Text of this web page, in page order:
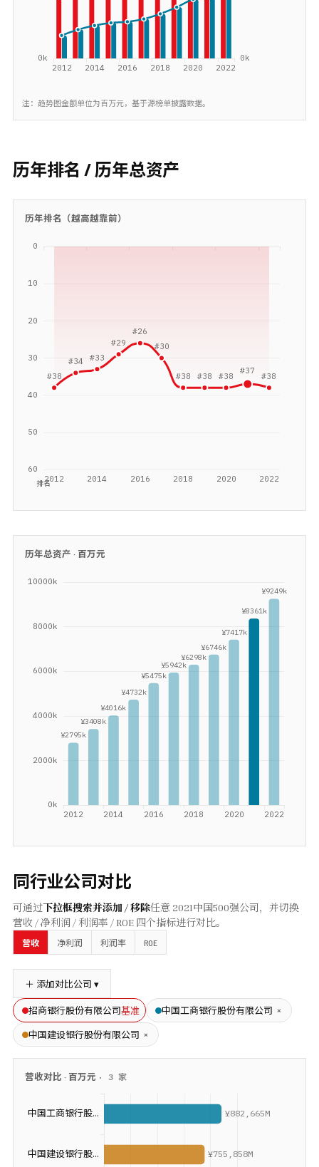
注：趋势图金额单位为百万元，基于源榜单披露数据。
历年排名 / 历年总资产
历年排名（越高越靠前）
历年总资产 · 百万元
同行业公司对比
可通过下拉框搜索并添加 / 移除任意 2021中国500强公司，并切换
营收 / 净利润 / 利润率 / ROE 四个指标进行对比。
营收 净利润 利润率 ROE
＋ 添加对比公司 ▾
招商银行股份有限公司基准 中国工商银行股份有限公司 ×
中国建设银行股份有限公司 ×
营收对比 · 百万元 · 3 家